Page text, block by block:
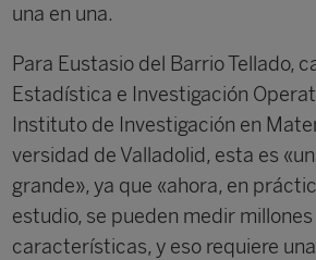
una en una.
Para Eustasio del Barrio Tellado,
Esta­dística e Investigación
Ins­tituto de Investigación en
versidad de Valladolid, esta es
grande», ya que «ahora, en
estudio, se pueden medir millones
características, y eso requiere